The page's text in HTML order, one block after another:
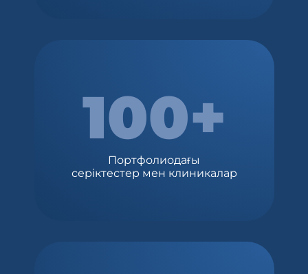
100+
Портфолиодағы
серіктестер мен клиникалар